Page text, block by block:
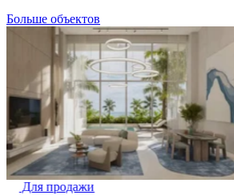
Больше объектов
Для продажи